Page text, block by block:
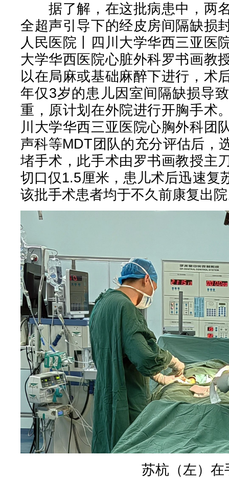
据了解，在这批病患中，两
全超声引导下的经皮房间隔缺损
人民医院丨四川大学华西三亚医
大学华西医院心脏外科罗书画教
以在局麻或基础麻醉下进行，术
年仅3岁的患儿因室间隔缺损导
重，原计划在外院进行开胸手术
川大学华西三亚医院心胸外科团
声科等MDT团队的充分评估后，
堵手术，此手术由罗书画教授主
切口仅1.5厘米，患儿术后迅速复
该批手术患者均于不久前康复出
苏杭（左）在